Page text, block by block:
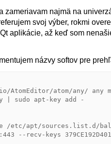
zameriavam najmä na
svoj výber, rokmi
aplikácie, až keď som
názvy softov pre
AtomEditor/atom/any/
| sudo apt-key add -
/etc/apt/sources.list.d/
--recv-keys